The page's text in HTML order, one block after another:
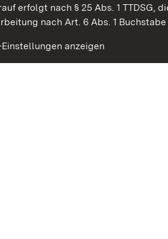
erfolgt nach § 25 Abs. 1 TTDSG,
nach Art. 6 Abs. 1 Buchstabe
anzeigen
Staunen. Genießen.